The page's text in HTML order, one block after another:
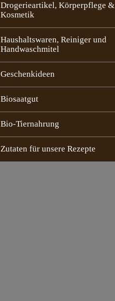
Drogerieartikel, Körperpflege &
Kosmetik
Haushaltswaren, Reiniger und
Handwaschmitel
Geschenkideen
Biosaatgut
Bio-Tiernahrung
Zutaten für unsere Rezepte